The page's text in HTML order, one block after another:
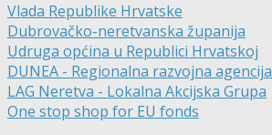
Vlada Republike Hrvatske
Dubrovačko-neretvanska županija
Udruga općina u Republici Hrvatskoj
DUNEA - Regionalna razvojna agencija
LAG Neretva - Lokalna Akcijska Grupa
One stop shop for EU fonds